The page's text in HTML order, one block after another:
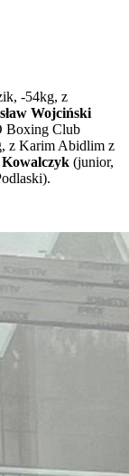
-54kg, z
Wojciński
Boxing Club
z Karim Abidlim z
(junior,